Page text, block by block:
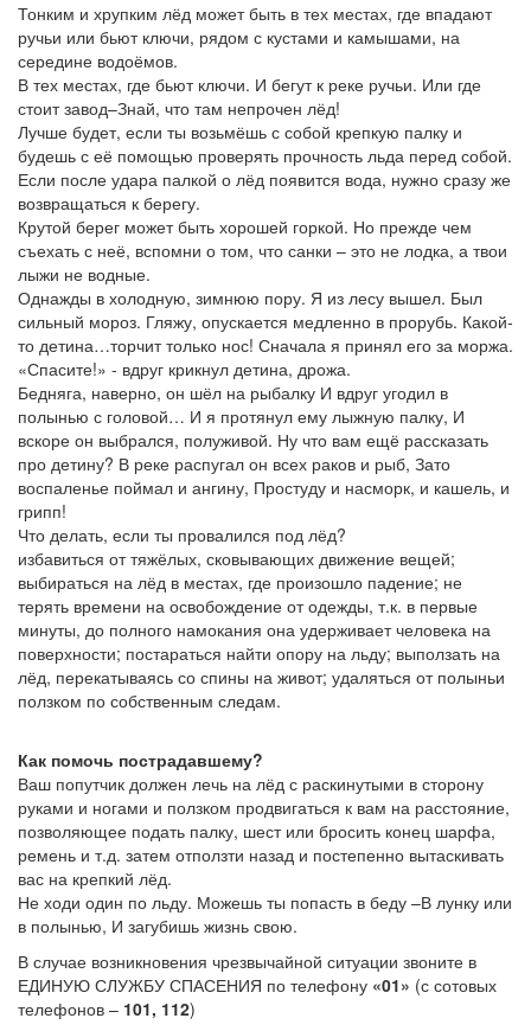
Тонким и хрупким лёд может быть в тех местах, где впадают
ручьи или бьют ключи, рядом с кустами и камышами, на
середине водоёмов.
В тех местах, где бьют ключи. И бегут к реке ручьи. Или где
стоит завод–Знай, что там непрочен лёд!
Лучше будет, если ты возьмёшь с собой крепкую палку и
будешь с её помощью проверять прочность льда перед собой.
Если после удара палкой о лёд появится вода, нужно сразу же
возвращаться к берегу.
Крутой берег может быть хорошей горкой. Но прежде чем
съехать с неё, вспомни о том, что санки – это не лодка, а твои
лыжи не водные.
Однажды в холодную, зимнюю пору. Я из лесу вышел. Был
сильный мороз. Гляжу, опускается медленно в прорубь. Какой-
то детина…торчит только нос! Сначала я принял его за моржа.
«Спасите!» - вдруг крикнул детина, дрожа.
Бедняга, наверно, он шёл на рыбалку И вдруг угодил в
полынью с головой… И я протянул ему лыжную палку, И
вскоре он выбрался, полуживой. Ну что вам ещё рассказать
про детину? В реке распугал он всех раков и рыб, Зато
воспаленье поймал и ангину, Простуду и насморк, и кашель, и
грипп!
Что делать, если ты провалился под лёд?
избавиться от тяжёлых, сковывающих движение вещей;
выбираться на лёд в местах, где произошло падение; не
терять времени на освобождение от одежды, т.к. в первые
минуты, до полного намокания она удерживает человека на
поверхности; постараться найти опору на льду; выползать на
лёд, перекатываясь со спины на живот; удаляться от полыньи
ползком по собственным следам.
Как помочь пострадавшему?
Ваш попутчик должен лечь на лёд с раскинутыми в сторону
руками и ногами и ползком продвигаться к вам на расстояние,
позволяющее подать палку, шест или бросить конец шарфа,
ремень и т.д. затем отползти назад и постепенно вытаскивать
вас на крепкий лёд.
Не ходи один по льду. Можешь ты попасть в беду –В лунку или
в полынью, И загубишь жизнь свою.
В случае возникновения чрезвычайной ситуации звоните в
ЕДИНУЮ СЛУЖБУ СПАСЕНИЯ по телефону «01» (с сотовых
телефонов – 101, 112)